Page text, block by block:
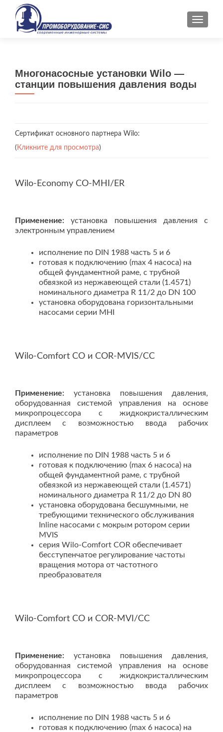
Многонасосные установки Wilo —
станции повышения давления воды
Сертификат основного партнера Wilo:
( Кликните для просмотра)
Wilo-Economy CO-MHI/ER
Применение: установка повышения давления с
электронным управлением
исполнение по DIN 1988 часть 5 и 6
готовая к подключению (max 4 насоса) на
общей фундаментной раме, с трубной
обвязкой из нержавеющей стали (1.4571)
номинального диаметра R 11/2 до DN 100
установка оборудована горизонтальными
насосами серии MHI
Wilo-Comfort CO и COR-MVIS/CC
Применение: установка повышения давления,
оборудованная системой управления на основе
микропроцессора с жидкокристаллическим
дисплеем с возможностью ввода рабочих
параметров
исполнение по DIN 1988 часть 5 и 6
готовая к подключению (max 6 насоса) на
общей фундаментной раме, с трубной
обвязкой из нержавеющей стали (1.4571)
номинального диаметра R 11/2 до DN 80
установка оборудована бесшумными, не
требующими технического обслуживания
Inline насосами с мокрым ротором серии
MVIS
серия Wilo-Comfort COR обеспечивает
бесступенчатое регулирование частоты
вращения мотора от частотного
преобразователя
Wilo-Comfort CO и COR-MVI/CC
Применение: установка повышения давления,
оборудованная системой управления на основе
микропроцессора с жидкокристаллическим
дисплеем с возможностью ввода рабочих
параметров
исполнение по DIN 1988 часть 5 и 6
готовая к подключению (max 6 насоса) на